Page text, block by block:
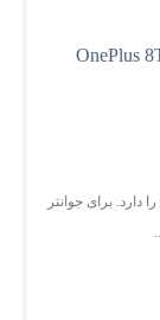
گوشی موبایل وان پلاس OnePlus 8T ماهیت OnePlus 5T را دارد. برای جوانتر